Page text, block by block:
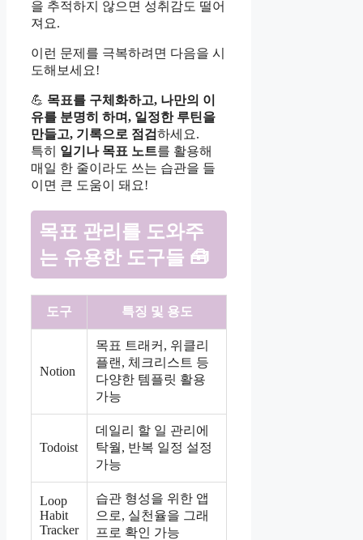
을 추적하지 않으면 성취감도 떨어
져요.
이런 문제를 극복하려면 다음을 시
도해보세요!
💪 목표를 구체화하고, 나만의 이
유를 분명히 하며, 일정한 루틴을
만들고, 기록으로 점검하세요.
특히 일기나 목표 노트를 활용해
매일 한 줄이라도 쓰는 습관을 들
이면 큰 도움이 돼요!
목표 관리를 도와주
는 유용한 도구들 🧰
도구 특징 및 용도
Notion
목표 트래커, 위클리
플랜, 체크리스트 등
다양한 템플릿 활용
가능
Todoist
데일리 할 일 관리에
탁월, 반복 일정 설정
가능
Loop
Habit
Tracker
습관 형성을 위한 앱
으로, 실천율을 그래
프로 확인 가능